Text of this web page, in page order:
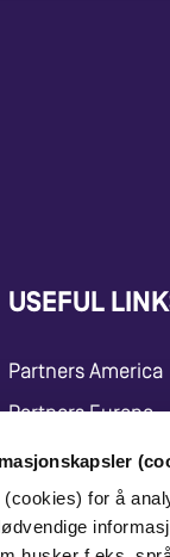
for å
USEFUL
Partners America
Partners Europe
Press Release
Marketing Center